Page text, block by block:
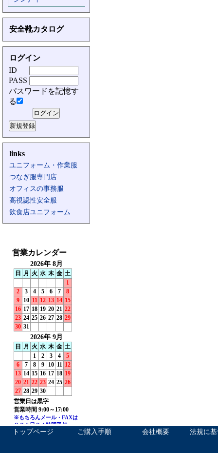
安全靴カタログ
ログイン
ID
PASS
パスワードを記憶す
る
links
ユニフォーム・作業服
つなぎ服専門店
オフィスの事務服
高視認性安全服
飲食店ユニフォーム
トップページ ご購入手順 会社概要 法規に